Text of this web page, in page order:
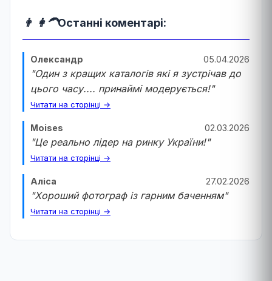
👨 👩‍🦱Останні коментарі:
Олександр 05.04.2026
"Один з кращих каталогів які я зустрічав до
цього часу.... принаймі модерується!"
Читати на сторінці →
Moises 02.03.2026
"Це реально лідер на ринку України!"
Читати на сторінці →
Аліса 27.02.2026
"Хороший фотограф із гарним баченням"
Читати на сторінці →